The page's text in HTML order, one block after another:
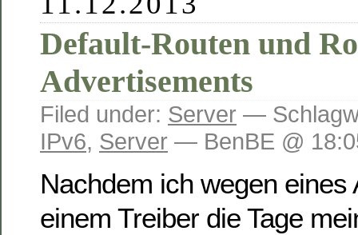
Default-Routen und
Advertisements
Filed under: Server —
IPv6, Server — BenBE @
Nachdem ich wegen eines
einem Treiber die Tage